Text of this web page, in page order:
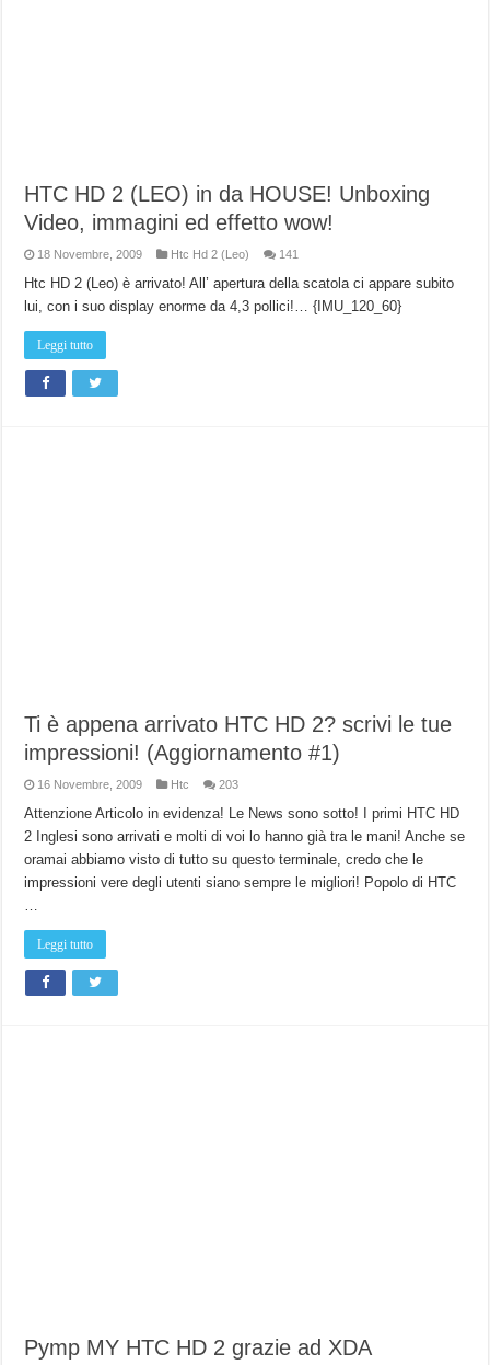
HTC HD 2 (LEO) in da HOUSE! Unboxing
Video, immagini ed effetto wow!
18 Novembre, 2009 Htc Hd 2 (Leo) 141
Htc HD 2 (Leo) è arrivato! All’ apertura della scatola ci appare subito
lui, con i suo display enorme da 4,3 pollici!… {IMU_120_60}
Leggi tutto
Ti è appena arrivato HTC HD 2? scrivi le tue
impressioni! (Aggiornamento #1)
16 Novembre, 2009 Htc 203
Attenzione Articolo in evidenza! Le News sono sotto! I primi HTC HD
2 Inglesi sono arrivati e molti di voi lo hanno già tra le mani! Anche se
oramai abbiamo visto di tutto su questo terminale, credo che le
impressioni vere degli utenti siano sempre le migliori! Popolo di HTC
Leggi tutto
Pymp MY HTC HD 2 grazie ad XDA